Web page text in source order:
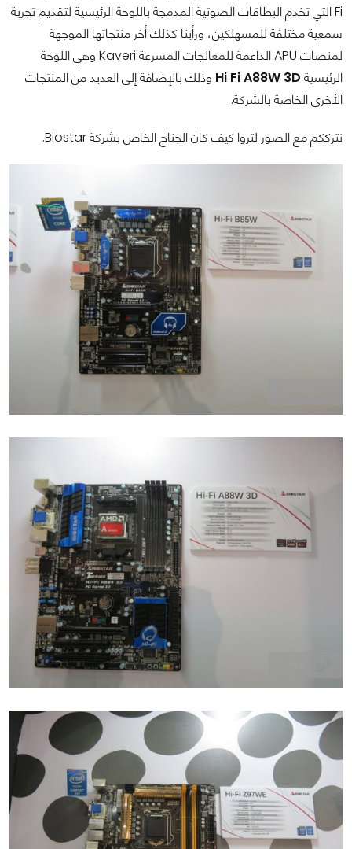
Fi التي تخدم البطاقات الصوتية المدمجة باللوحة الرئيسية لتقديم تجربة
سمعية مختلفة للمسهلكين، ورأينا كذلك أخر منتجاتها الموجهة
لمنصات APU الداعمة للمعالجات المسرعة Kaveri وهي اللوحة
الرئيسية Hi Fi A88W 3D وذلك بالإضافة إلى العديد من المنتجات
الأخرى الخاصة بالشركة.
نترككم مع الصور لتروا كيف كان الجناح الخاص بشركة Biostar.